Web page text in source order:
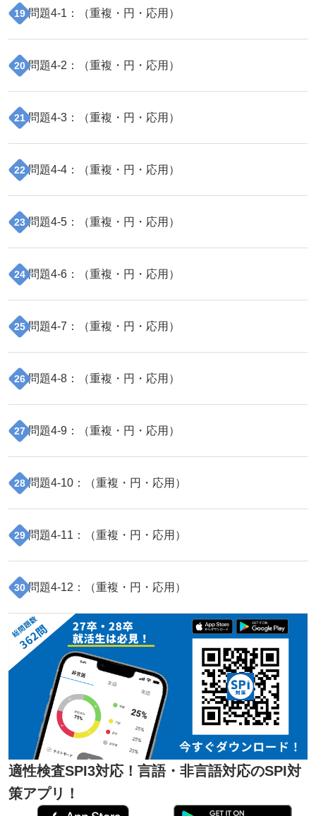
19 問題4-1 ：（重複・円・応用 ）
20 問題4-2 ：（重複・円・応用 ）
21 問題4-3 ：（重複・円・応用 ）
22 問題4-4 ：（重複・円・応用 ）
23 問題4-5 ：（重複・円・応用 ）
24 問題4-6 ：（重複・円・応用 ）
25 問題4-7 ：（重複・円・応用 ）
26 問題4-8 ：（重複・円・応用 ）
27 問題4-9 ：（重複・円・応用 ）
28 問題4-10 ：（重複・円・応用 ）
29 問題4-11 ：（重複・円・応用 ）
30 問題4-12 ：（重複・円・応用 ）
適性検査SPI3対応！言語・非言語対応のSPI対
策アプリ！